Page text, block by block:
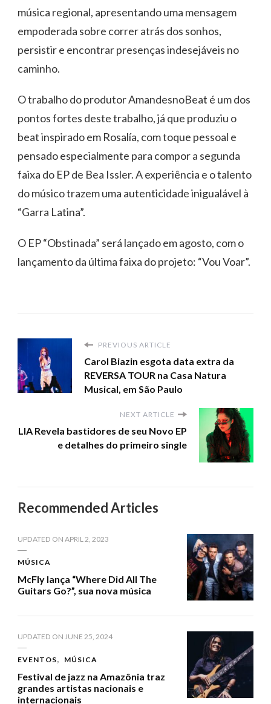
música regional, apresentando uma mensagem
empoderada sobre correr atrás dos sonhos,
persistir e encontrar presenças indesejáveis no
caminho.
O trabalho do produtor AmandesnoBeat é um dos
pontos fortes deste trabalho, já que produziu o
beat inspirado em Rosalía, com toque pessoal e
pensado especialmente para compor a segunda
faixa do EP de Bea Issler. A experiência e o talento
do músico trazem uma autenticidade inigualável à
“Garra Latina”.
O EP “Obstinada” será lançado em agosto, com o
lançamento da última faixa do projeto: “Vou Voar”.
PREVIOUS ARTICLE
Carol Biazin esgota data extra da
REVERSA TOUR na Casa Natura
Musical, em São Paulo
NEXT ARTICLE
LIA Revela bastidores de seu Novo EP
e detalhes do primeiro single
Recommended Articles
UPDATED ON APRIL 2, 2023
MÚSICA
McFly lança “Where Did All The
Guitars Go?”, sua nova música
UPDATED ON JUNE 25, 2024
EVENTOS MÚSICA
Festival de jazz na Amazônia traz
grandes artistas nacionais e
internacionais